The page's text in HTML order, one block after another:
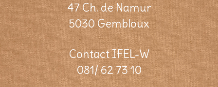
47 Ch. de Namur
5030 Gembloux
Contact IFEL-W
081/ 62 73 10